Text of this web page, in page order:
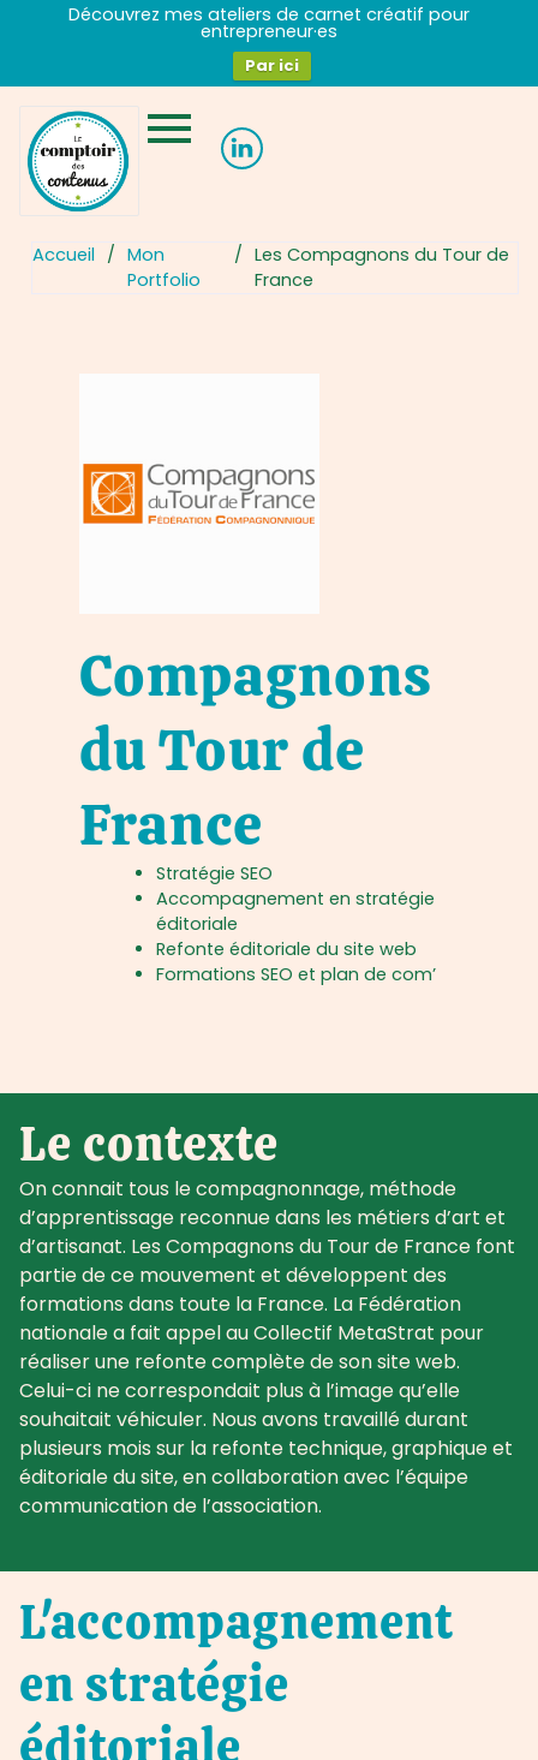
Découvrez mes ateliers de carnet créatif pour
entrepreneur·es
Par ici
Accueil / Mon
Portfolio
/ Les Compagnons du Tour de
France
Compagnons
du Tour de
France
Stratégie SEO
Accompagnement en stratégie
éditoriale
Refonte éditoriale du site web
Formations SEO et plan de com’
Le contexte
On connait tous le compagnonnage, méthode
d’apprentissage reconnue dans les métiers d’art et
d’artisanat. Les Compagnons du Tour de France font
partie de ce mouvement et développent des
formations dans toute la France. La Fédération
nationale a fait appel au Collectif MetaStrat pour
réaliser une refonte complète de son site web.
Celui-ci ne correspondait plus à l’image qu’elle
souhaitait véhiculer. Nous avons travaillé durant
plusieurs mois sur la refonte technique, graphique et
éditoriale du site, en collaboration avec l’équipe
communication de l’association.
L'accompagnement
en stratégie
éditoriale
articles